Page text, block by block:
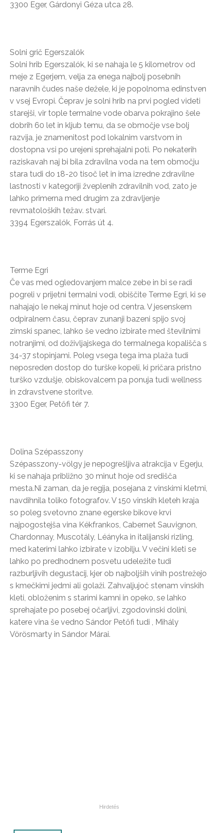
3300 Eger, Gárdonyi Géza utca 28.
Solni grič Egerszalók
Solni hrib Egerszalók, ki se nahaja le 5 kilometrov od
meje z Egerjem, velja za enega najbolj posebnih
naravnih čudes naše dežele, ki je popolnoma edinstven
v vsej Evropi. Čeprav je solni hrib na prvi pogled videti
starejši, vir tople termalne vode obarva pokrajino šele
dobrih 60 let in kljub temu, da se območje vse bolj
razvija, je znamenitost pod lokalnim varstvom in
dostopna vsi po urejeni sprehajalni poti. Po nekaterih
raziskavah naj bi bila zdravilna voda na tem območju
stara tudi do 18-20 tisoč let in ima izredne zdravilne
lastnosti v kategoriji žveplenih zdravilnih vod, zato je
lahko primerna med drugim za zdravljenje
revmatoloških težav. stvari.
3394 Egerszalók, Forrás út 4.
Terme Egri
Če vas med ogledovanjem malce zebe in bi se radi
pogreli v prijetni termalni vodi, obiščite Terme Egri, ki se
nahajajo le nekaj minut hoje od centra. V jesenskem
odpiralnem času, čeprav zunanji bazeni spijo svoj
zimski spanec, lahko še vedno izbirate med številnimi
notranjimi, od doživljajskega do termalnega kopališča s
34-37 stopinjami. Poleg vsega tega ima plaža tudi
neposreden dostop do turške kopeli, ki pričara pristno
turško vzdušje, obiskovalcem pa ponuja tudi wellness
in zdravstvene storitve.
3300 Eger, Petőfi tér 7.
Dolina Szépasszony
Szépasszony-völgy je nepogrešljiva atrakcija v Egerju,
ki se nahaja približno 30 minut hoje od središča
mesta.Ni zaman, da je regija, posejana z vinskimi kletmi,
navdihnila toliko fotografov. V 150 vinskih kleteh kraja
so poleg svetovno znane egerske bikove krvi
najpogostejša vina Kékfrankos, Cabernet Sauvignon,
Chardonnay, Muscotály, Léányka in italijanski rizling,
med katerimi lahko izbirate v izobilju. V večini kleti se
lahko po predhodnem posvetu udeležite tudi
razburljivih degustacij, kjer ob najboljših vinih postrežejo
s kmečkimi jedmi ali golaži. Zahvaljujoč stenam vinskih
kleti, obloženim s starimi kamni in opeko, se lahko
sprehajate po posebej očarljivi, zgodovinski dolini,
katere vina še vedno Sándor Petőfi tudi , Mihály
Vörösmarty in Sándor Márai.